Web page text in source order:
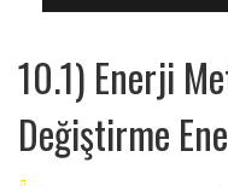
10.1) Enerji
Değiştirme